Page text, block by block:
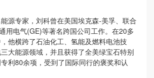
源专家，刘科曾在美国埃克森-美孚、联合
用电气(GE)等著名跨国公司工作。在20多
他横跨了石油化工、氢能及燃料电池技
大能源领域，并且获得了全美绿宝石特别
利80余项，受到了国际同行的褒奖和认